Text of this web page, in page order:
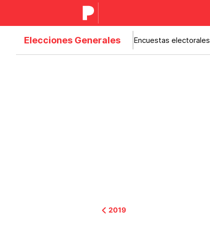
Elecciones Generales Encuestas electorales
2019